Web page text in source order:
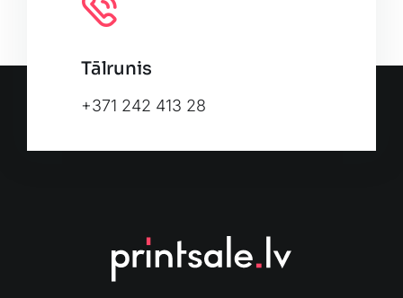
Tālrunis
+371 242 413 28